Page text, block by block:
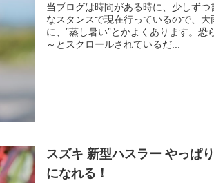
当ブログは時間がある時に、少しず
なスタンスで現在行っているので、大
に、”蒸し暑い”とかよくあります。
～とスクロールされているだ...
スズキ 新型ハスラー やっぱ
になれる！